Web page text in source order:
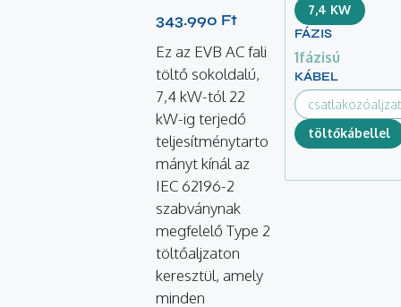
343.990 Ft
Ez az EVB AC fali
töltő sokoldalú,
7,4 kW-tól 22
kW-ig terjedő
teljesítménytarto
mányt kínál az
IEC 62196-2
szabványnak
megfelelő Type 2
töltőaljzaton
keresztül, amely
minden
7,4 KW
FÁZIS
1fázisú
KÁBEL
töltőkábellel